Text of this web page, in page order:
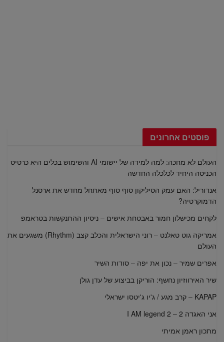
פוסטים אחרונים
העולם לא מחכה: למה למידה של יישומי AI והשימוש בכלים היא כרטיס
הכניסה היחיד לכלכלה החדשה
אנדוריל: האם עמק הסיליקון סוף סוף מאתחל מחדש את ארסנל
הדמוקרטיה?
לקחים מכישלון חמור באבטחת אישים – ניסיון ההתנקשות בטראמפ
אמריקה גוט טאלנט – רוני הישראלית והכלב קצב (Rhythm) משגעים את
העולם
אפרים שמיר – נכון את יפה – סודות השיר
שיר האירווזיון נחשף: הוריקן בביצוע של עדן גולן
KAPAP – קרב מגע / ג'יו ג'יטסו ישראלי
אני האגדה 2 – I AM legend 2
מתכון ראמן אמיתי